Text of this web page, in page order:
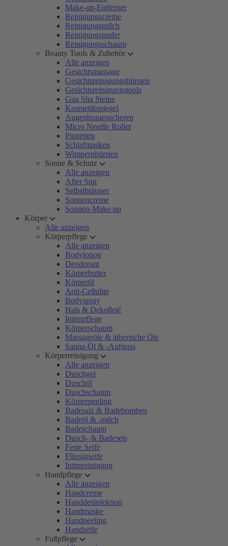
Make-up-Entferner
Reinigungscreme
Reinigungsmilch
Reinigungspuder
Reinigungsschaum
Beauty Tools & Zubehör
Alle anzeigen
Gesichtsmassage
Gesichtsreinigungsbürsten
Gesichtsreinigungstools
Gua Sha Steine
Kosmetikspiegel
Augenbrauenscheren
Micro Needle Roller
Pinzetten
Schlafmasken
Wimpernbürsten
Sonne & Schutz
Alle anzeigen
After Sun
Selbstbräuner
Sonnencreme
Sonnen-Make-up
Körper
Alle anzeigen
Körperpflege
Alle anzeigen
Bodylotion
Deodorant
Körperbutter
Körperöl
Anti-Cellulite
Bodyspray
Hals & Dekolleté
Intimpflege
Körperschaum
Massageöle & ätherische Öle
Sauna-Öl & -Aufguss
Körperreinigung
Alle anzeigen
Duschgel
Duschöl
Duschschaum
Körperpeeling
Badesalz & Badebomben
Badeöl & -milch
Badeschaum
Dusch- & Badesets
Feste Seife
Flüssigseife
Intimreinigung
Handpflege
Alle anzeigen
Handcreme
Handdesinfektion
Handmaske
Handpeeling
Handseife
Fußpflege